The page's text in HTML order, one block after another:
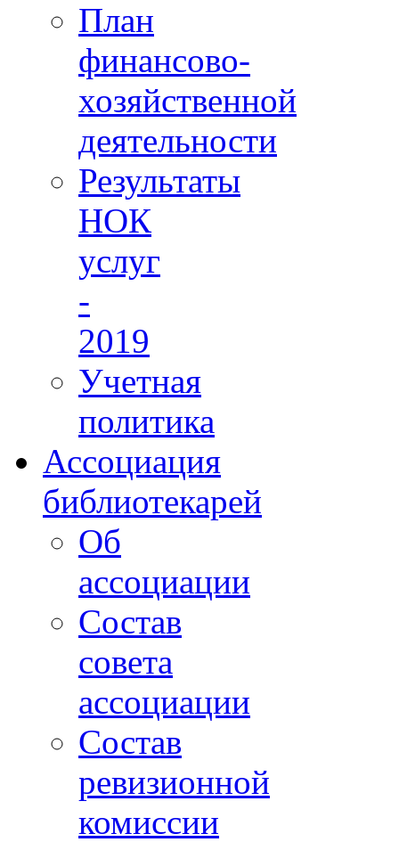
План
финансово-
хозяйственной
деятельности
Результаты
НОК
услуг
-
2019
Учетная
политика
Ассоциация
библиотекарей
Об
ассоциации
Состав
совета
ассоциации
Состав
ревизионной
комиссии